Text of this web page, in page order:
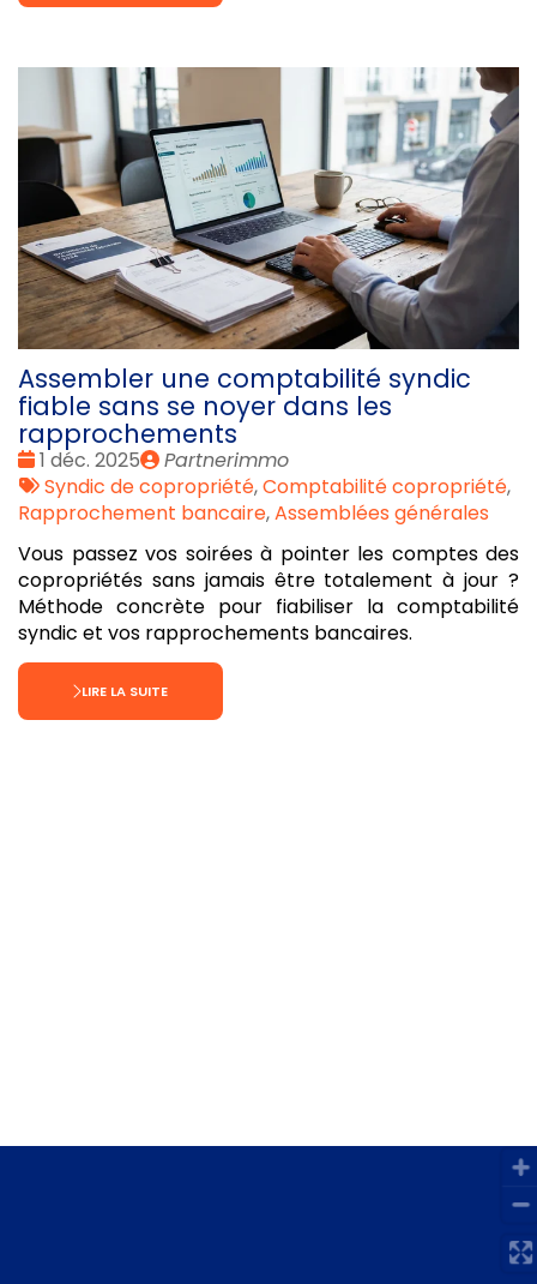
Assembler une comptabilité syndic
fiable sans se noyer dans les
rapprochements
Date
:
1 déc. 2025
Publié
par
Partnerimmo
Tags
:
Syndic de copropriété,Comptabilité copropriété,
Rapprochement bancaire,Assemblées générales
Vous passez vos soirées à pointer les comptes des
copropriétés sans jamais être totalement à jour ?
Méthode concrète pour fiabiliser la comptabilité
syndic et vos rapprochements bancaires.
LIRE LA SUITE